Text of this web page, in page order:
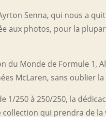
Senna, qui nous a
aux photos, pour la
du Monde de Formule 1,
McLaren, sans oublier
1/250 à 250/250, la
qui prendra de